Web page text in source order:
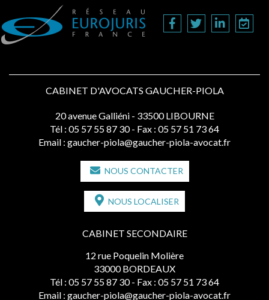
CABINET D'AVOCATS GAUCHER-PIOLA
20 avenue Galliéni - 33500 LIBOURNE
Tél : 05 57 55 87 30 - Fax : 05 57 51 73 64
Email : gaucher-piola@gaucher-piola-avocat.fr
NOUS CONTACTER
NOUS LOCALISER
CABINET SECONDAIRE
12 rue Poquelin Molière
33000 BORDEAUX
Tél : 05 57 55 87 30 - Fax : 05 57 51 73 64
Email : gaucher-piola@gaucher-piola-avocat.fr